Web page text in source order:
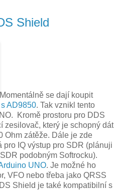
Shield
Momentálně se dají koupit
AD9850. Tak vznikl tento
Kromě prostoru pro DDS
zesilovač, který je schopný dát
Ohm zátěže. Dále je zde
IQ výstup pro SDR (plánuji
podobným Softrocku).
UNO. Je možné ho
VFO nebo třeba jako QRSS
Shield je také kompatibilní s